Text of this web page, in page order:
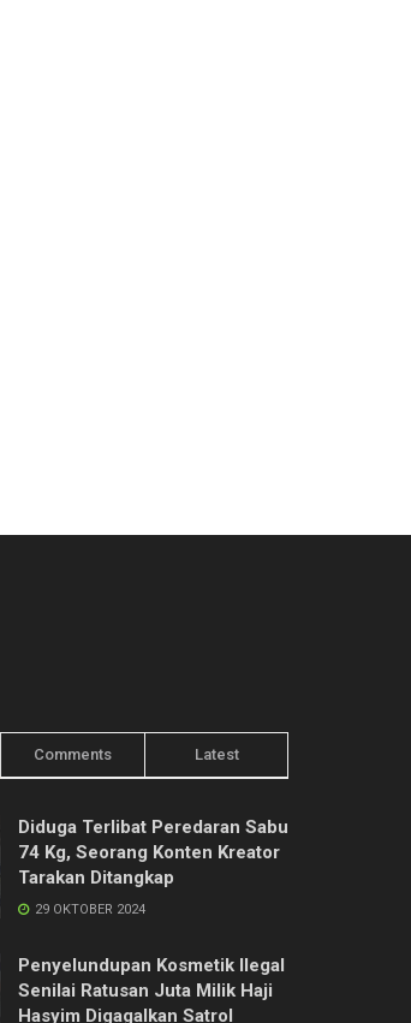
Comments Latest
Diduga Terlibat Peredaran Sabu
74 Kg, Seorang Konten Kreator
Tarakan Ditangkap
29 OKTOBER 2024
Penyelundupan Kosmetik Ilegal
Senilai Ratusan Juta Milik Haji
Hasyim Digagalkan Satrol